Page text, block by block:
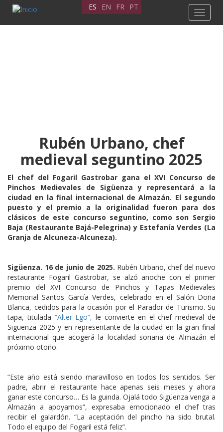
Pasar
contenido
Toggle
ES EN FR PT
Rubén Urbano, chef
medieval seguntino 2025
El chef del Fogaril Gastrobar gana el XVI Concurso de
Pinchos Medievales de Sigüenza y representará a la
ciudad en la final internacional de Almazán. El segundo
puesto y el premio a la originalidad fueron para dos
clásicos de este concurso seguntino, como son Sergio
Baja (Restaurante Bajá-Pelegrina) y Estefanía Verdes (La
Granja de Alcuneza-Alcuneza).
Sigüenza. 16 de junio de 2025. Rubén Urbano, chef del nuevo
restaurante Fogaril Gastrobar, se alzó anoche con el primer
premio del XVI Concurso de Pinchos y Tapas Medievales
Memorial Santos García Verdes, celebrado en el Salón Doña
Blanca, cedidos para la ocasión por el Parador de Turismo. Su
tapa, titulada “Alter Ego”, le convierte en el chef medieval de
Sigüenza 2025 y en representante de la ciudad en la gran final
internacional que acogerá la localidad soriana de Almazán el
próximo otoño.
“Este año está siendo maravilloso en todos los sentidos. Ser
padre, abrir el restaurante hace apenas seis meses y ahora
ganar este concurso… Es la guinda. Ojalá todo Sigüenza venga a
Almazán a apoyarnos”, expresaba emocionado el chef tras
recibir el galardón. “La aceptación del pincho ha sido brutal.
Todo el equipo del Fogaril está feliz”.